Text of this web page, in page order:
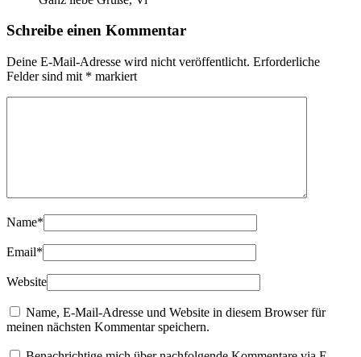
Schreibe einen Kommentar
Deine E-Mail-Adresse wird nicht veröffentlicht. Erforderliche
Felder sind mit * markiert
Name*
Email*
Website
Name, E-Mail-Adresse und Website in diesem Browser für
meinen nächsten Kommentar speichern.